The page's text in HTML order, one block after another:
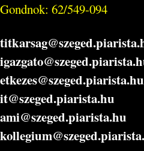
Gondnok: 62/549-094
etkezes@szeged.piarista.hu
it@szeged.piarista.hu
ami@szeged.piarista.hu